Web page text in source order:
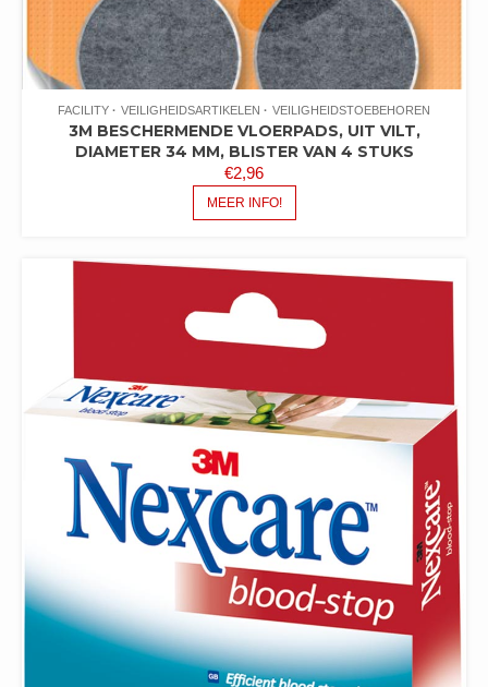
FACILITY VEILIGHEIDSARTIKELEN VEILIGHEIDSTOEBEHOREN
3M BESCHERMENDE VLOERPADS, UIT VILT,
DIAMETER 34 MM, BLISTER VAN 4 STUKS
€2,96
MEER INFO!